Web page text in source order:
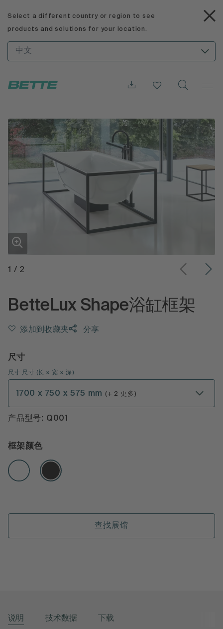
Select a different country or region to see
products and solutions for your location.
中文
1 / 2
BetteLux Shape浴缸框架
添加到收藏夹 分享
尺寸
尺寸 尺寸 (长 × 宽 × 深)
1700 x 750 x 575 mm (+ 2 更多)
产品型号: Q001
框架颜色
查找展馆
说明 技术数据 下载